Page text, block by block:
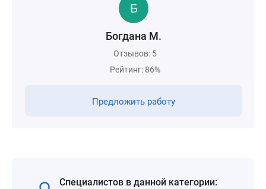
Богдана М.
Отзывов: 5
Рейтинг: 86%
Предложить работу
Специалистов в данной категории: